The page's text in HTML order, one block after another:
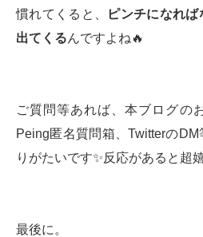
慣れてくると、
ピンチになれ
出てくるんですよね🔥
ご質問等あれば、本ブログの
Peing匿名質問箱、Twitterの
りがたいです✨反応があると超
最後に。